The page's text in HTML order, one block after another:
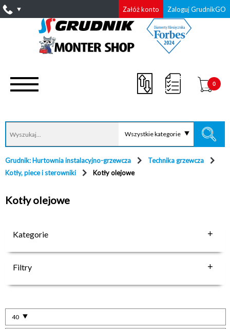
Załóż konto Zaloguj GrudnikGO
Wszystkie kategorie
0
Grudnik: Hurtownia instalacyjno-grzewcza
Technika grzewcza
Kotły, piece i sterowniki
Kotły olejowe
Kotły olejowe
Kategorie
Filtry
40